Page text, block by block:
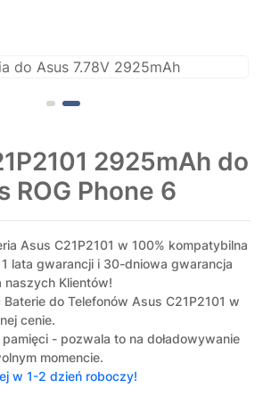
2925mAh do
ROG Phone 6
Asus C21P2101 w 100% kompatybilna
lata gwarancji i 30-dniowa gwarancja
Klientów!
Baterie do Telefonów Asus C21P2101 w
cenie.
- pozwala to na doładowywanie
momencie.
w 1-2 dzień roboczy!